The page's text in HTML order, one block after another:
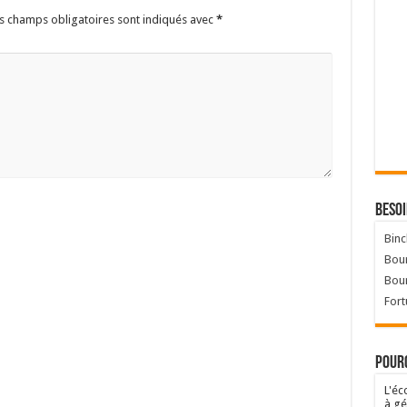
champs obligatoires sont indiqués avec *
à